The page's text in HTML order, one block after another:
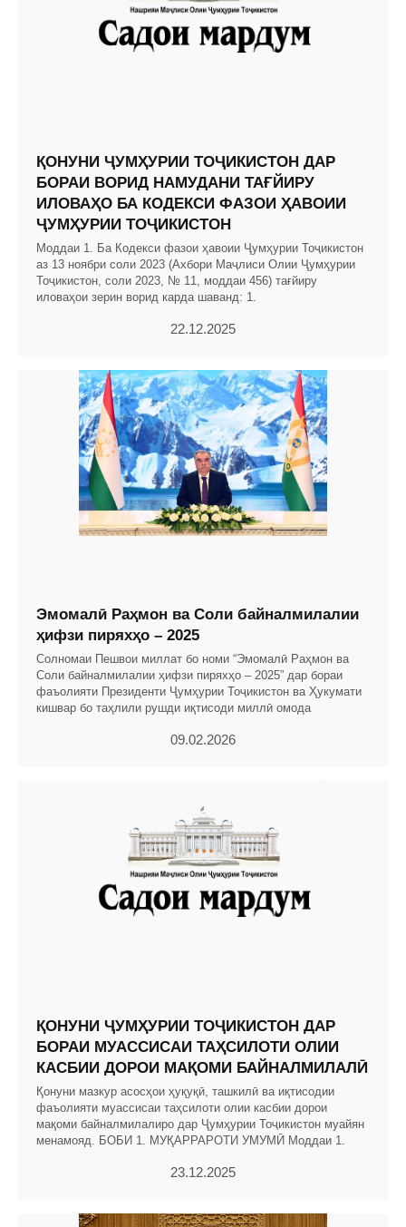
ҚОНУНИ ҶУМҲУРИИ ТОҶИКИСТОН ДАР
БОРАИ ВОРИД НАМУДАНИ ТАҒЙИРУ
ИЛОВАҲО БА КОДЕКСИ ФАЗОИ ҲАВОИИ
ҶУМҲУРИИ ТОҶИКИСТОН
Моддаи 1. Ба Кодекси фазои ҳавоии Ҷумҳурии Тоҷикистон
аз 13 ноябри соли 2023 (Ахбори Маҷлиси Олии Ҷумҳурии
Тоҷикистон, соли 2023, № 11, моддаи 456) тағйиру
иловаҳои зерин ворид карда шаванд: 1.
22.12.2025
Эмомалӣ Раҳмон ва Соли байналмилалии
ҳифзи пиряхҳо – 2025
Солномаи Пешвои миллат бо номи “Эмомалӣ Раҳмон ва
Соли байналмилалии ҳифзи пиряхҳо – 2025” дар бораи
фаъолияти Президенти Ҷумҳурии Тоҷикистон ва Ҳукумати
кишвар бо таҳлили рушди иқтисоди миллӣ омода
09.02.2026
ҚОНУНИ ҶУМҲУРИИ ТОҶИКИСТОН ДАР
БОРАИ МУАССИСАИ ТАҲСИЛОТИ ОЛИИ
КАСБИИ ДОРОИ МАҚОМИ БАЙНАЛМИЛАЛӢ
Қонуни мазкур асосҳои ҳуқуқӣ, ташкилӣ ва иқтисодии
фаъолияти муассисаи таҳсилоти олии касбии дорои
мақоми байналмилалиро дар Ҷумҳурии Тоҷикистон муайян
менамояд. БОБИ 1. МУҚАРРАРОТИ УМУМӢ Моддаи 1.
23.12.2025